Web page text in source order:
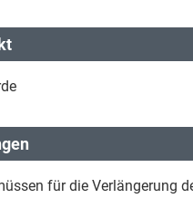
für die Verlängerung